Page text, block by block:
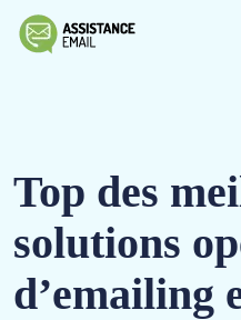
Top des
solutions
d’emailing